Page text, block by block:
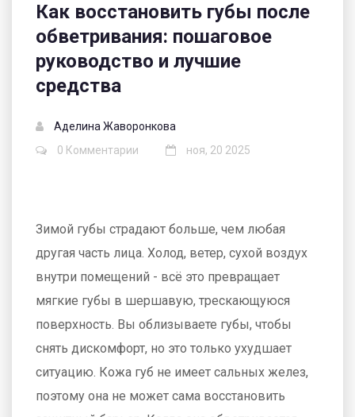
Как восстановить губы после
обветривания: пошаговое
руководство и лучшие
средства
Аделина Жаворонкова
0 Комментарии
ноя, 20 2025
Зимой губы страдают больше, чем любая
другая часть лица. Холод, ветер, сухой воздух
внутри помещений - всё это превращает
мягкие губы в шершавую, трескающуюся
поверхность. Вы облизываете губы, чтобы
снять дискомфорт, но это только ухудшает
ситуацию. Кожа губ не имеет сальных желез,
поэтому она не может сама восстановить